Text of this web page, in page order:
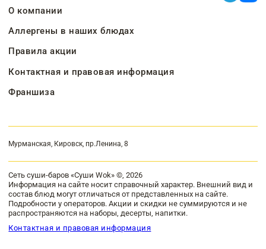
О компании
Аллергены в наших блюдах
Правила акции
Контактная и правовая информация
Франшиза
Мурманская, Кировск, пр.Ленина, 8
Сеть суши-баров «Суши Wok» ©, 2026
Информация на сайте носит справочный характер. Внешний вид и
состав блюд могут отличаться от представленных на сайте.
Подробности у операторов. Акции и скидки не суммируются и не
распространяются на наборы, десерты, напитки.
Контактная и правовая информация